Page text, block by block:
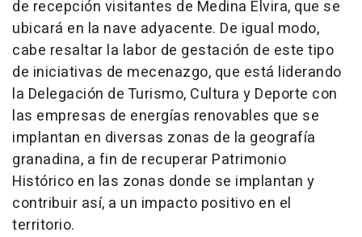
de recepción visitantes de Medina Elvira, que se
ubicará en la nave adyacente. De igual modo,
cabe resaltar la labor de gestación de este tipo
de iniciativas de mecenazgo, que está liderando
la Delegación de Turismo, Cultura y Deporte con
las empresas de energías renovables que se
implantan en diversas zonas de la geografía
granadina, a fin de recuperar Patrimonio
Histórico en las zonas donde se implantan y
contribuir así, a un impacto positivo en el
territorio.